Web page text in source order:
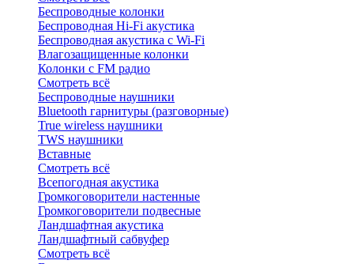
Беспроводные колонки
Беспроводная Hi-Fi акустика
Беспроводная акустика с Wi-Fi
Влагозащищенные колонки
Колонки с FM радио
Смотреть всё
Беспроводные наушники
Bluetоoth гарнитуры (разговорные)
True wireless наушники
TWS наушники
Вставные
Смотреть всё
Всепогодная акустика
Громкоговорители настенные
Громкоговорители подвесные
Ландшафтная акустика
Ландшафтный сабвуфер
Смотреть всё